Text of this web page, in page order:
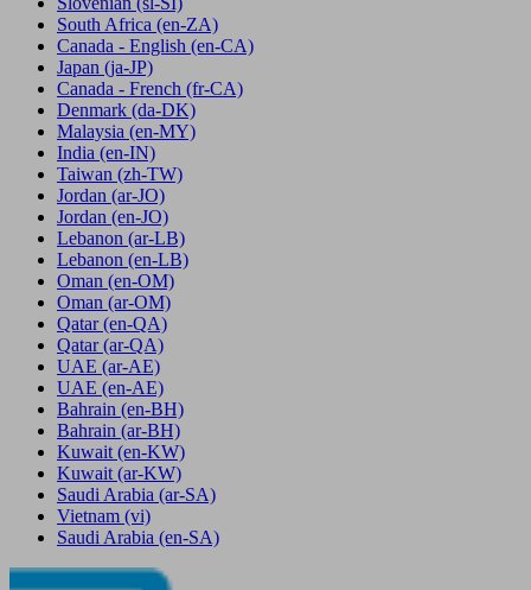
South Africa (en-ZA)
Canada - English (en-CA)
Japan (ja-JP)
Canada - French (fr-CA)
Denmark (da-DK)
Malaysia (en-MY)
India (en-IN)
Taiwan (zh-TW)
Jordan (ar-JO)
Jordan (en-JO)
Lebanon (ar-LB)
Lebanon (en-LB)
Oman (en-OM)
Oman (ar-OM)
Qatar (en-QA)
Qatar (ar-QA)
UAE (ar-AE)
UAE (en-AE)
Bahrain (en-BH)
Bahrain (ar-BH)
Kuwait (en-KW)
Kuwait (ar-KW)
Saudi Arabia (ar-SA)
Vietnam (vi)
Saudi Arabia (en-SA)